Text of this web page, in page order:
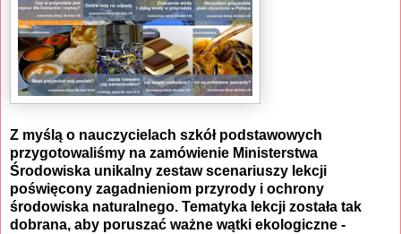
Z myślą o nauczycielach szkół podstawowych
przygotowaliśmy na zamówienie Ministerstwa
Środowiska unikalny zestaw scenariuszy lekcji
poświęcony zagadnieniom przyrody i ochrony
środowiska naturalnego. Tematyka lekcji została tak
dobrana, aby poruszać ważne wątki ekologiczne -